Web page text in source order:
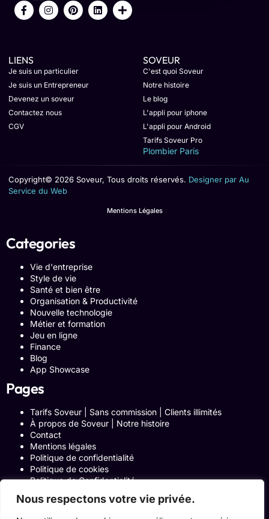
Nous respectons votre vie privée.
LIENS
Je suis un particulier
Je suis un Entrepreneur
Devenez un soveur
Contactez nous
CGV
SOVEUR
C'est quoi Soveur
Notre histoire
Le blog
L'appli pour iphone
L'appli pour Android
Tarifs Soveur Pro
Plombier Paris
Copyright© 2026 Soveur, Tous droits réservés. Designer par Au
Service du Web
Mentions Légales
Categories
Vie d'entreprise
Style de vie
Santé et bien être
Organisation & Productivité
Nouvelle technologie
Métier et formation
Jeu en ligne
Finance
Blog
App Showcase
Pages
Tarifs Soveur | Sans commission | Clients illimités
À propos de Soveur | Notre histoire
Contact
Mentions légales
Politique de confidentialité
Politique de cookies
Politique de Confidentialité
Blog